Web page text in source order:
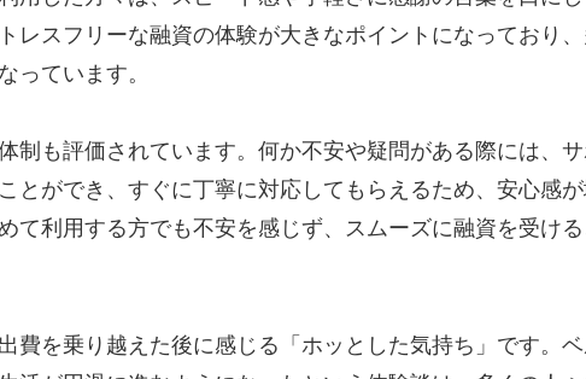
レスフリーな融資の体験が大きなポイントになっており、
っています。
制も評価されています。何か不安や疑問がある際には、
とができ、すぐに丁寧に対応してもらえるため、安心感が
て利用する方でも不安を感じず、スムーズに融資を受ける
費を乗り越えた後に感じる「ホッとした気持ち」です。